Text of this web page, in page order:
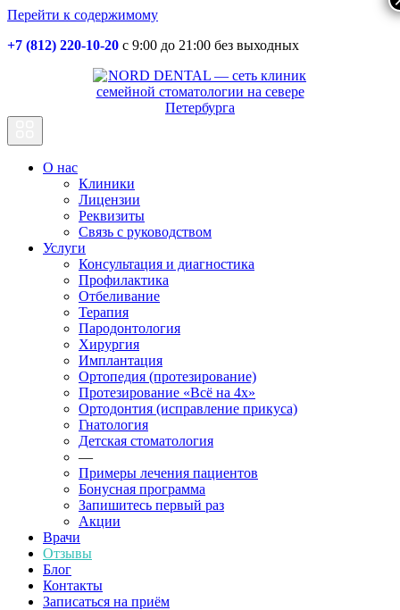
Перейти к содержимому
+7 (812) 220-10-20 с 9:00 до 21:00 без выходных
Основная
навигация
О нас
Клиники
Лицензии
Реквизиты
Связь с руководством
Услуги
Консультация и диагностика
Профилактика
Отбеливание
Терапия
Пародонтология
Хирургия
Имплантация
Ортопедия (протезирование)
Протезирование «Всё на 4х»
Ортодонтия (исправление прикуса)
Гнатология
Детская стоматология
—
Примеры лечения пациентов
Бонусная программа
Запишитесь первый раз
Акции
Врачи
Отзывы
Блог
Контакты
Записаться на приём